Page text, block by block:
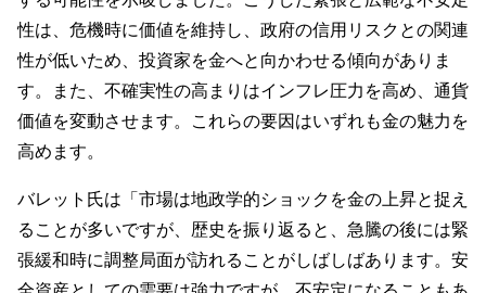
性は、危機時に価値を維持し、政府の信用リスクとの関連
性が低いため、投資家を金へと向かわせる傾向がありま
す。また、不確実性の高まりはインフレ圧力を高め、通貨
価値を変動させます。これらの要因はいずれも金の魅力を
高めます。
バレット氏は「市場は地政学的ショックを金の上昇と捉え
ることが多いですが、歴史を振り返ると、急騰の後には緊
張緩和時に調整局面が訪れることがしばしばあります。安